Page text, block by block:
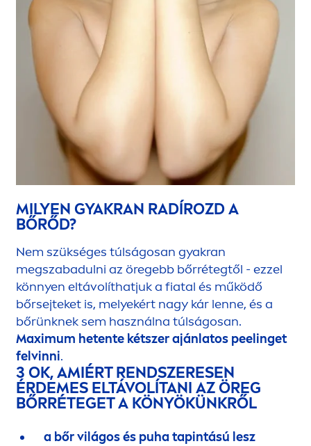
MILYEN GYAKRAN RADÍROZD A
BŐRŐD?
Nem szükséges túlságosan gyakran
megszabadulni az öregebb bőrrétegtől - ezzel
könnyen eltávolíthatjuk a fiatal és működő
bőrsejteket is, melyekért nagy kár lenne, és a
bőrünknek sem használna túlságosan.
Maximum hetente kétszer ajánlatos peelinget
felvinni.
3 OK, AMIÉRT RENDSZERESEN
ÉRDEMES ELTÁVOLÍTANI AZ ÖREG
BŐRRÉTEGET A KÖNYÖKÜNKRŐL
a bőr világos és puha tapintású lesz